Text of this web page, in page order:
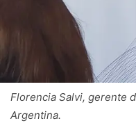
Florencia Salvi, gerente
Argentina.